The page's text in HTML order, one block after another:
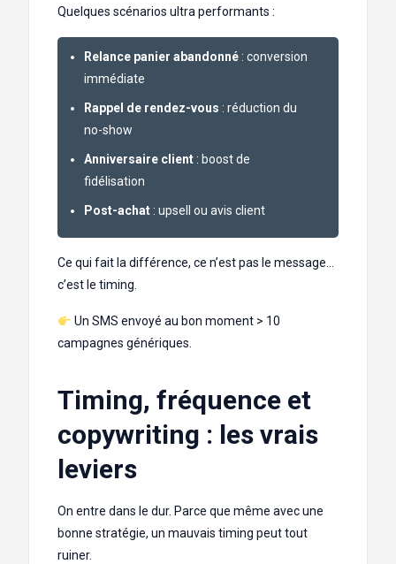
Quelques scénarios ultra performants :
Relance panier abandonné : conversion
immédiate
Rappel de rendez-vous : réduction du
no-show
Anniversaire client : boost de
fidélisation
Post-achat : upsell ou avis client
Ce qui fait la différence, ce n’est pas le message…
c’est le timing.
Un SMS envoyé au bon moment > 10
campagnes génériques.
Timing, fréquence et
copywriting : les vrais
leviers
On entre dans le dur. Parce que même avec une
bonne stratégie, un mauvais timing peut tout
ruiner.